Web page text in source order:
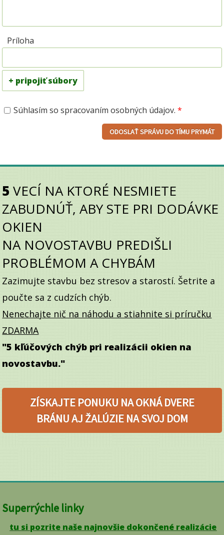
Príloha
+ pripojiť súbory
Súhlasím so spracovaním osobných údajov.*
5 VECÍ NA KTORÉ NESMIETE
ZABUDNÚŤ, ABY STE PRI DODÁVKE
OKIEN
NA NOVOSTAVBU PREDIŠLI
PROBLÉMOM A CHYBÁM
Zazimujte stavbu bez stresov a starostí. Šetrite a
poučte sa z cudzích chýb.
Nenechajte nič na náhodu a stiahnite si príručku
ZDARMA
"5 kľúčových chýb pri realizácii okien na
novostavbu."
ZÍSKAJTE PONUKU NA OKNÁ DVERE
BRÁNU AJ ŽALÚZIE NA SVOJ DOM
Superrýchle linky
tu si pozrite naše najnovšie dokončené realizácie